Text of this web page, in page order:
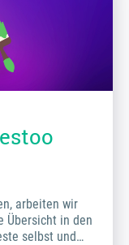
arbeiten wir
Übersicht in den
selbst und…